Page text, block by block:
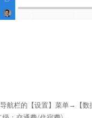
航栏的【设置】菜单→【